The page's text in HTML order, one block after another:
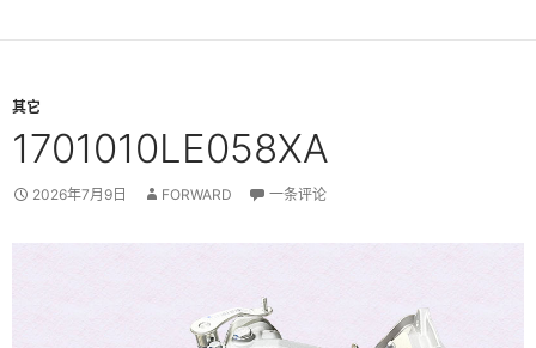
其它
1701010LE058XA
2026年7月9日 FORWARD 一条评论